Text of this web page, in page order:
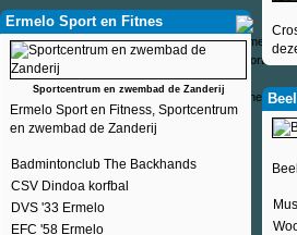
Ermelo Sport en Fitnes
Sportcentrum en zwembad de Zanderij
Ermelo Sport en Fitness, Sportcentrum
en zwembad de Zanderij
Badmintonclub The Backhands
CSV Dindoa korfbal
DVS '33 Ermelo
EFC '58 Ermelo